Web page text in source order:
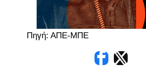
Πηγή: ΑΠΕ-ΜΠΕ